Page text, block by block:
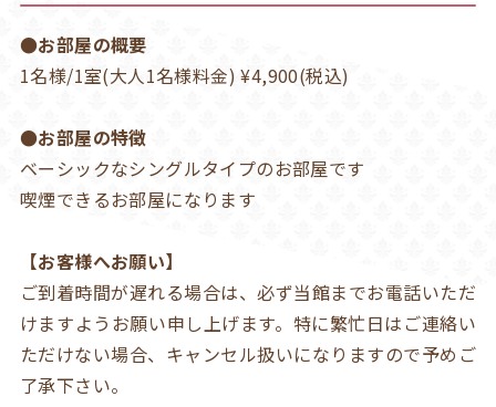
煙
可）
個
●お部屋の概要
1名様/1室(大人1名様料金) ¥4,900(税込)
●お部屋の特徴
ベーシックなシングルタイプのお部屋です
喫煙できるお部屋になります
【お客様へお願い】
ご到着時間が遅れる場合は、必ず当館までお電話いただ
けますようお願い申し上げます。特に繁忙日はご連絡い
ただけない場合、キャンセル扱いになりますので予めご
了承下さい。